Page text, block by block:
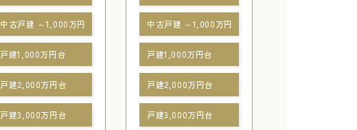
中古戸建 ～1,000万円
戸建1,000万円台
戸建2,000万円台
戸建3,000万円台
中古戸建 ～1,000万円
戸建1,000万円台
戸建2,000万円台
戸建3,000万円台